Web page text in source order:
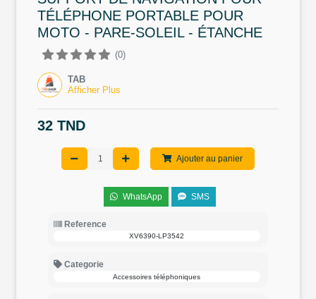
TÉLÉPHONE PORTABLE POUR
MOTO - PARE-SOLEIL - ÉTANCHE
(0)
TAB
Afficher Plus
32 TND
Ajouter au panier
WhatsApp SMS
Reference
XV6390-LP3542
Categorie
Accessoires téléphoniques